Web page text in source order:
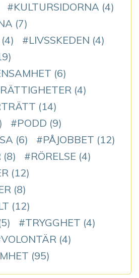
KULTURSIDORNA (4)
(7)
(4) LIVSSKEDEN (4)
(6)
(4)
(14)
PODD (9)
(6) PÅJOBBET (12)
(8) RÖRELSE (4)
(12)
(8)
(12)
TRYGGHET (4)
VOLONTÄR (4)
(95)